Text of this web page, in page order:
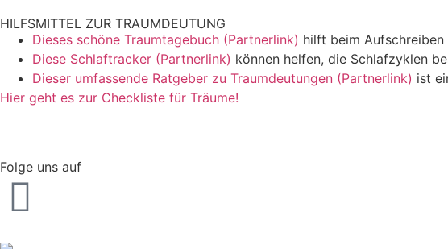
HILFSMITTEL ZUR TRAUMDEUTUNG
Dieses schöne Traumtagebuch (Partnerlink) hilft beim Aufschreiben
Diese Schlaftracker (Partnerlink) können helfen, die Schlafzyklen
Dieser umfassende Ratgeber zu Traumdeutungen (Partnerlink) ist
Hier geht es zur Checkliste für Träume!
Folge uns auf